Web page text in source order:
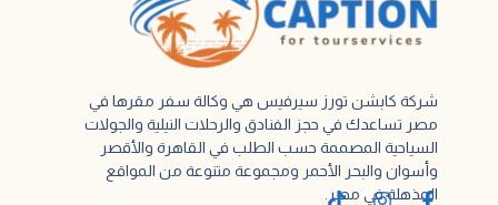
شركة كابشن تورز سيرفيس هي وكالة سفر مقرها في
مصر تساعدك في حجز الفنادق والرحلات النيلية والجولات
السياحية المصممة حسب الطلب في القاهرة والأقصر
وأسوان والبحر الأحمر ومجموعة متنوعة من المواقع
المذهلة في مصر.